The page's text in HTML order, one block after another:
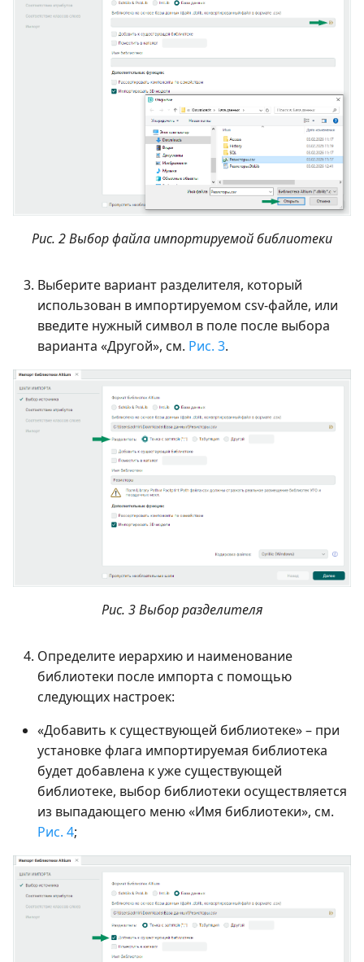
Рис. 2 Выбор файла импортируемой библиотеки
Выберите вариант разделителя, который
использован в импортируемом csv-файле, или
введите нужный символ в поле после выбора
варианта «Другой», см. Рис. 3.
Рис. 3 Выбор разделителя
Определите иерархию и наименование
библиотеки после импорта с помощью
следующих настроек:
«Добавить к существующей библиотеке» – при
установке флага импортируемая библиотека
будет добавлена к уже существующей
библиотеке, выбор библиотеки осуществляется
из выпадающего меню «Имя библиотеки», см.
Рис. 4;